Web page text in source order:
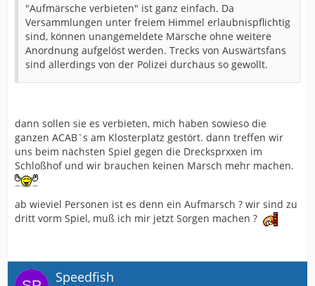
"Aufmärsche verbieten" ist ganz einfach. Da
Versammlungen unter freiem Himmel erlaubnispflichtig
sind, können unangemeldete Märsche ohne weitere
Anordnung aufgelöst werden. Trecks von Auswärtsfans
sind allerdings von der Polizei durchaus so gewollt.
dann sollen sie es verbieten, mich haben sowieso die
ganzen ACAB`s am Klosterplatz gestört. dann treffen wir
uns beim nächsten Spiel gegen die Drecksprxxen im
Schloßhof und wir brauchen keinen Marsch mehr machen.
ab wieviel Personen ist es denn ein Aufmarsch ? wir sind zu
dritt vorm Spiel, muß ich mir jetzt Sorgen machen ?
Speedfish